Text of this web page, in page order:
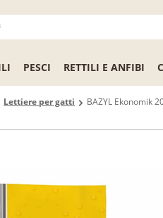
PESCI RETTILI E ANFIBI
Lettiere per gatti BAZYL Ekonomik